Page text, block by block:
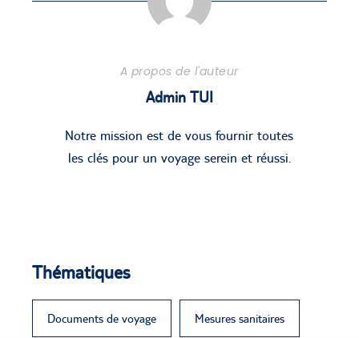
A propos de l'auteur
Admin TUI
Notre mission est de vous fournir toutes
les clés pour un voyage serein et réussi.
Thématiques
Documents de voyage Mesures sanitaires